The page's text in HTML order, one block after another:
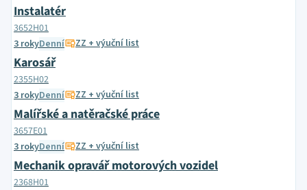
Instalatér
3652H01
3 rokyDenní ZZ + výuční list
Karosář
2355H02
3 rokyDenní ZZ + výuční list
Malířské a natěračské práce
3657E01
3 rokyDenní ZZ + výuční list
Mechanik opravář motorových vozidel
2368H01